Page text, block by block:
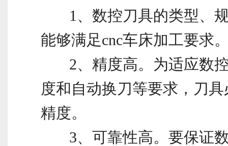
1、数控刀具的类型、规
能够满足cnc车床加工要求
2、精度高。为适应数控
度和自动换刀等要求，刀
精度。
3、可靠性高。要保证数